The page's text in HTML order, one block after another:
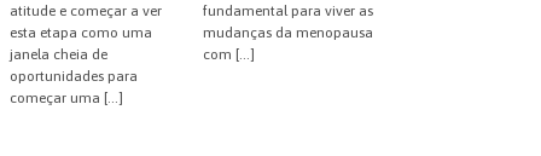
atitude e começar a ver
esta etapa como uma
janela cheia de
oportunidades para
começar uma […]
fundamental para viver as
mudanças da menopausa
com […]